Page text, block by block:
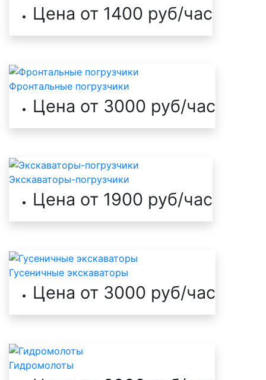
Цена от 1400 руб/час
Фронтальные погрузчики
Цена от 3000 руб/час
Экскаваторы-погрузчики
Цена от 1900 руб/час
Гусеничные экскаваторы
Цена от 3000 руб/час
Гидромолоты